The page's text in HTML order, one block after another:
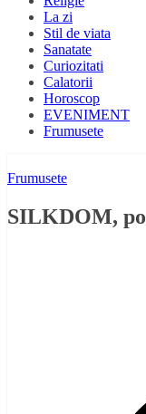
La zi
Stil de viata
Sanatate
Curiozitati
Calatorii
Horoscop
EVENIMENT
Frumusete
Frumusete
SILKDOM,